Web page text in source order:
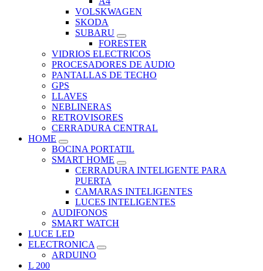
VOLSKWAGEN
SKODA
SUBARU
FORESTER
VIDRIOS ELECTRICOS
PROCESADORES DE AUDIO
PANTALLAS DE TECHO
GPS
LLAVES
NEBLINERAS
RETROVISORES
CERRADURA CENTRAL
HOME
BOCINA PORTATIL
SMART HOME
CERRADURA INTELIGENTE PARA
PUERTA
CAMARAS INTELIGENTES
LUCES INTELIGENTES
AUDIFONOS
SMART WATCH
LUCE LED
ELECTRONICA
ARDUINO
L 200